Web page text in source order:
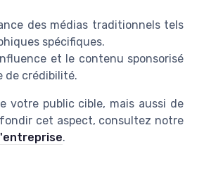
des médias traditionnels tels
spécifiques.
et le contenu sponsorisé
de crédibilité.
votre public cible, mais aussi de
cet aspect, consultez notre
.